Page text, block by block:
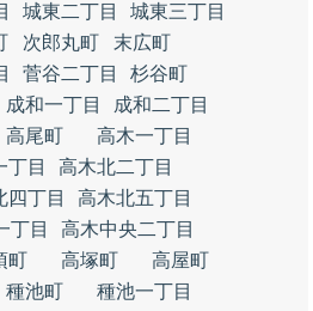
城東二丁目
城東三丁目
次郎丸町
末広町
菅谷二丁目
杉谷町
成和一丁目
成和二丁目
高尾町
高木一丁目
丁目
高木北二丁目
四丁目
高木北五丁目
丁目
高木中央二丁目
町 高塚町
高屋町
種池町
種池一丁目